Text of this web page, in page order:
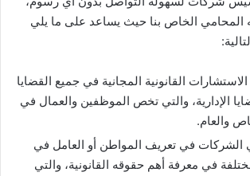
المحامي الخاص بنا حيث يساعد على ما يلي
القانونية المجانية في جميع القضايا
الإدارية، والتي تخص الموظفين والعمال في
والعام.
في تعريف المواطن أو العامل في
في معرفة أهم حقوقه القانونية، والتي